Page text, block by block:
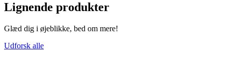
Lignende produkter
Glæd dig i øjeblikke, bed om mere!
Udforsk alle